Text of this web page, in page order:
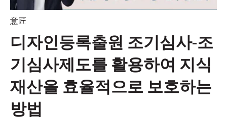
意匠
디자인등록출원 조기심사-조
기심사제도를 활용하여 지식
재산을 효율적으로 보호하는
방법